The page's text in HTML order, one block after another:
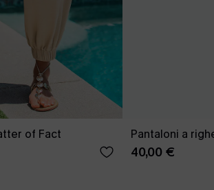
of Fact Pantaloni a
40,00 €